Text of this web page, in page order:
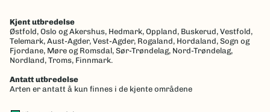
Kjent utbredelse
Østfold, Oslo og Akershus, Hedmark, Oppland, Buskerud, Vestfold,
Telemark, Aust-Agder, Vest-Agder, Rogaland, Hordaland, Sogn og
Fjordane, Møre og Romsdal, Sør-Trøndelag, Nord-Trøndelag,
Nordland, Troms, Finnmark.
Antatt utbredelse
Arten er antatt å kun finnes i de kjente områdene